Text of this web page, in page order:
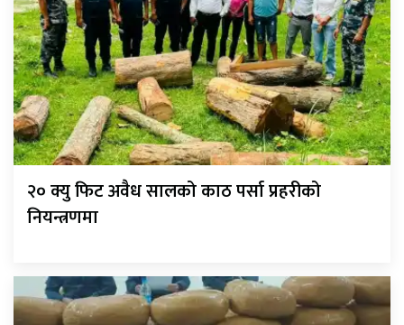
२० क्यु फिट अवैध सालको काठ पर्सा प्रहरीको
नियन्त्रणमा